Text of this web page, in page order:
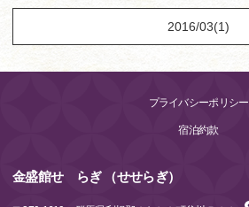
プライバシーポリシー
宿泊約款
金盛館せゝらぎ （せせらぎ）